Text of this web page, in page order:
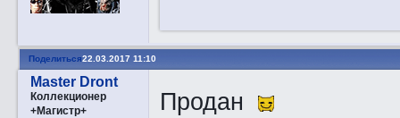
Поделиться22.03.2017 11:10
Master Dront
Коллекционер
+Магистр+
Продан